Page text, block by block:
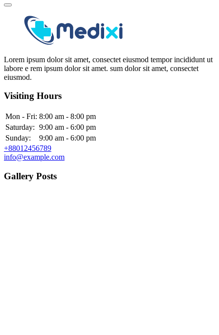
Lorem ipsum dolor sit amet, consectet eiusmod tempor incididunt ut
labore e rem ipsum dolor sit amet. sum dolor sit amet, consectet
eiusmod.
Visiting Hours
Mon - Fri: 8:00 am - 8:00 pm
Saturday: 9:00 am - 6:00 pm
Sunday:
9:00 am - 6:00 pm
+88012456789
info@example.com
Gallery Posts